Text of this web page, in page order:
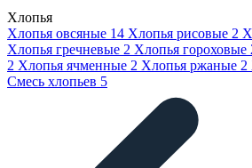
Хлопья
Хлопья овсяные 14 Хлопья рисовые 2
Хлопья гречневые 2 Хлопья гороховые
2 Хлопья ячменные 2 Хлопья ржаные 2
Смесь хлопьев 5